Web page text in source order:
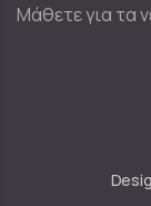
Μάθετε για τα